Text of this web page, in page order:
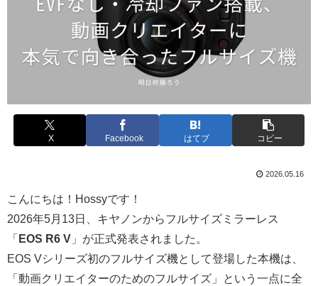
X Facebook はてブ コピー
2026.05.16
こんにちは！Hossyです！
2026年5月13日、キヤノンからフルサイズミラーレス
「 EOS R6 V 」が正式発表されました。
EOS Vシリーズ初のフルサイズ機として登場した本機は、
「動画クリエイターのためのフルサイズ」という一点に全